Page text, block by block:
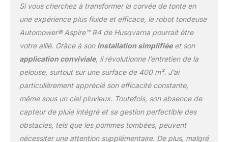
PERSONNALISÉS : Ce
robot tondeuse
Husqvarna sans fil avec
GPS couvre jusqu'à 600
m² en bandes, damier ou
triangles – tonte
systématique ou libre
pour un gazon uniforme.
CONNECTIVITÉ : Pilotez
cette tondeuse robot
sans fil via smartphone,
personnalisez les
Si vous cherchez à transformer la corvée de tonte en
une expérience plus fluide et efficace, le robot tondeuse
Automower® Aspire™ R4 de Husqvarna pourrait être
votre allié. Grâce à son installation simplifiéeet son
application conviviale, il révolutionne l’entretien de la
pelouse, surtout sur une surface de 400 m². J’ai
particulièrement apprécié son efficacité constante,
même sous un ciel pluvieux. Toutefois, son absence de
capteur de pluie intégré et sa gestion perfectible des
obstacles, tels que les pommes tombées, peuvent
nécessiter une attention supplémentaire. De plus, malgré